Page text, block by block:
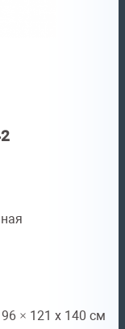
× 121 х 140 см